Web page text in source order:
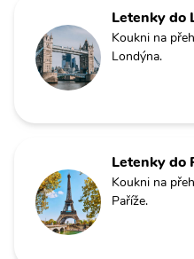
Letenky do
Koukni na
Londýna.
Letenky do
Koukni na
Paříže.